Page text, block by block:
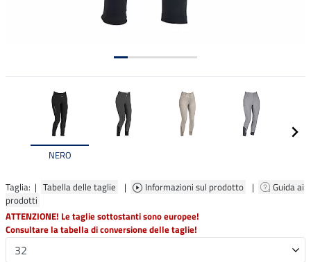
NERO
Taglia: | Tabella delle taglie | Informazioni sul prodotto |
Guida ai
prodotti
ATTENZIONE! Le taglie sottostanti sono europee!
Consultare la tabella di conversione delle taglie!